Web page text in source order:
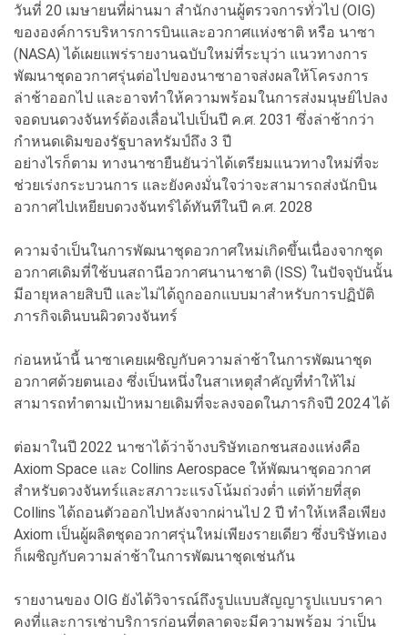
วันที่ 20 เมษายนที่ผ่านมา สำนักงานผู้ตรวจการทั่วไป (OIG)
ขององค์การบริหารการบินและอวกาศแห่งชาติ หรือ นาซา
(NASA) ได้เผยแพร่รายงานฉบับใหม่ที่ระบุว่า แนวทางการ
พัฒนาชุดอวกาศรุ่นต่อไปของนาซาอาจส่งผลให้โครงการ
ล่าช้าออกไป และอาจทำให้ความพร้อมในการส่งมนุษย์ไปลง
จอดบนดวงจันทร์ต้องเลื่อนไปเป็นปี ค.ศ. 2031 ซึ่งล่าช้ากว่า
กำหนดเดิมของรัฐบาลทรัมป์ถึง 3 ปี
อย่างไรก็ตาม ทางนาซายืนยันว่าได้เตรียมแนวทางใหม่ที่จะ
ช่วยเร่งกระบวนการ และยังคงมั่นใจว่าจะสามารถส่งนักบิน
อวกาศไปเหยียบดวงจันทร์ได้ทันทีในปี ค.ศ. 2028
ความจำเป็นในการพัฒนาชุดอวกาศใหม่เกิดขึ้นเนื่องจากชุด
อวกาศเดิมที่ใช้บนสถานีอวกาศนานาชาติ (ISS) ในปัจจุบันนั้น
มีอายุหลายสิบปี และไม่ได้ถูกออกแบบมาสำหรับการปฏิบัติ
ภารกิจเดินบนผิวดวงจันทร์
ก่อนหน้านี้ นาซาเคยเผชิญกับความล่าช้าในการพัฒนาชุด
อวกาศด้วยตนเอง ซึ่งเป็นหนึ่งในสาเหตุสำคัญที่ทำให้ไม่
สามารถทำตามเป้าหมายเดิมที่จะลงจอดในภารกิจปี 2024 ได้
ต่อมาในปี 2022 นาซาได้ว่าจ้างบริษัทเอกชนสองแห่งคือ
Axiom Space และ Collins Aerospace ให้พัฒนาชุดอวกาศ
สำหรับดวงจันทร์และสภาวะแรงโน้มถ่วงต่ำ แต่ท้ายที่สุด
Collins ได้ถอนตัวออกไปหลังจากผ่านไป 2 ปี ทำให้เหลือเพียง
Axiom เป็นผู้ผลิตชุดอวกาศรุ่นใหม่เพียงรายเดียว ซึ่งบริษัทเอง
ก็เผชิญกับความล่าช้าในการพัฒนาชุดเช่นกัน
รายงานของ OIG ยังได้วิจารณ์ถึงรูปแบบสัญญารูปแบบราคา
คงที่และการเช่าบริการก่อนที่ตลาดจะมีความพร้อม ว่าเป็น